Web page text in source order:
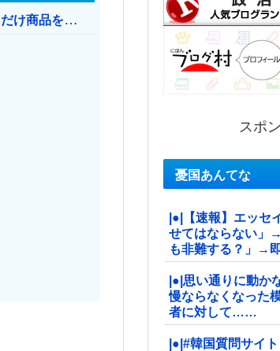
【消費税率1％】 「下げるのが筋なんですけど…」消費減税で値下がりする分と同じだけ商品を値上げして店頭価格を変えない店も
スポ
憂国あんてな
|●|【速報】エッセ
せてはならない」
も非難する？」→
|●|思い通りに動か
慢ならなくなった
者に対して……
|●|#韓国質問サイ